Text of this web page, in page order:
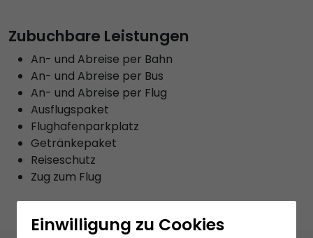
Zubuchbare Leistungen
An- und Abreise per Bahn
An- und Abreise per Bus
An- und Abreise per Flug
Ausflugspaket
Flughafenparkplatz
Getränkepaket
Reiseschutz
Zug zum Flug
Einwilligung zu Cookies